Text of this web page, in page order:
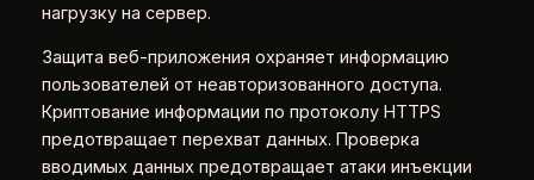
нагрузку на сервер.
Защита веб-приложения охраняет информацию
пользователей от неавторизованного доступа.
Криптование информации по протоколу HTTPS
предотвращает перехват данных. Проверка
вводимых данных предотвращает атаки инъекции